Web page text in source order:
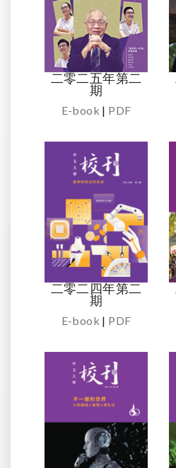
二零二五年第二
期
E-book | PDF
二零二四年第二
期
E-book | PDF